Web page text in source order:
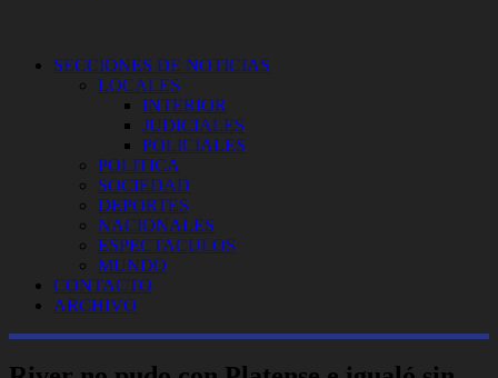
SECCIONES DE NOTICIAS
LOCALES
INTERIOR
JUDICIALES
POLICIALES
POLITICA
SOCIEDAD
DEPORTES
NACIONALES
ESPECTACULOS
MUNDO
CONTACTO
ARCHIVO